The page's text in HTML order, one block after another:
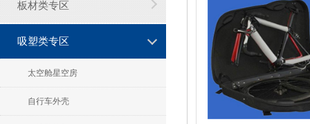
板材类专区
吸塑类专区
太空舱星空房
自行车外壳